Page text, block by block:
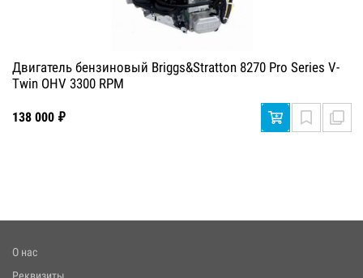
Двигатель бензиновый Briggs&Stratton 8270 Pro Series V-
Twin OHV 3300 RPM
138 000 ₽
О нас